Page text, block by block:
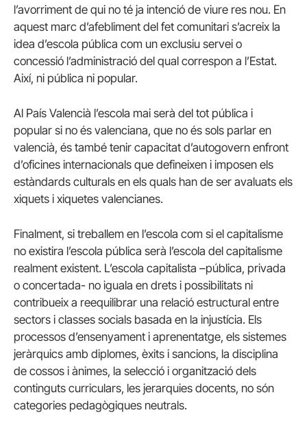
l’avorriment de qui no té ja intenció de viure res nou. En
aquest marc d’afebliment del fet comunitari s’acreix la
idea d’escola pública com un exclusiu servei o
concessió l’administració del qual correspon a l’Estat.
Així, ni pública ni popular.
Al País Valencià l’escola mai serà del tot pública i
popular si no és valenciana, que no és sols parlar en
valencià, és també tenir capacitat d’autogovern enfront
d’oficines internacionals que defineixen i imposen els
estàndards culturals en els quals han de ser avaluats els
xiquets i xiquetes valencianes.
Finalment, si treballem en l’escola com si el capitalisme
no existira l’escola pública serà l’escola del capitalisme
realment existent. L’escola capitalista –pública, privada
o concertada- no iguala en drets i possibilitats ni
contribueix a reequilibrar una relació estructural entre
sectors i classes socials basada en la injustícia. Els
processos d’ensenyament i aprenentatge, els sistemes
jeràrquics amb diplomes, èxits i sancions, la disciplina
de cossos i ànimes, la selecció i organització dels
continguts curriculars, les jerarquies docents, no són
categories pedagògiques neutrals.